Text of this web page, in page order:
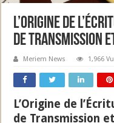
L’Origine de
de Transmission
Meriem News 1,966
L’Origine de
de Transmission